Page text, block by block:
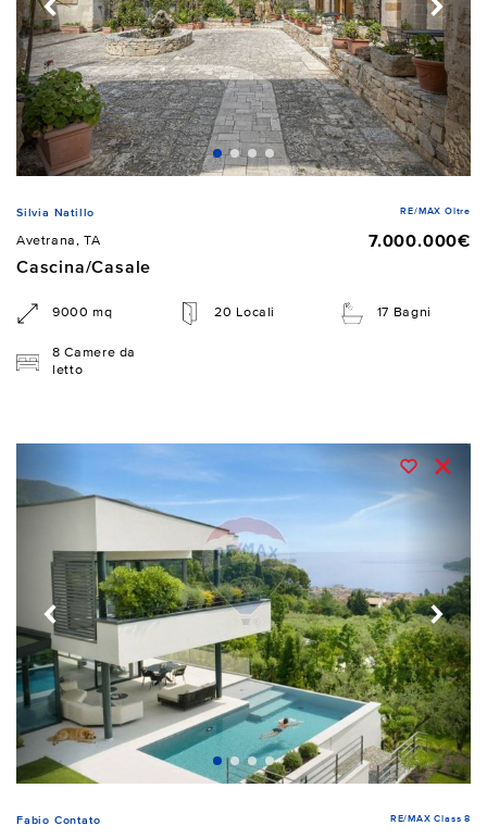
Silvia Natillo RE/MAX Oltre
Avetrana, TA
7.000.000€
Cascina/Casale
9000 mq 20 Locali 17 Bagni
8 Camere da
letto
Fabio Contato RE/MAX Class 8